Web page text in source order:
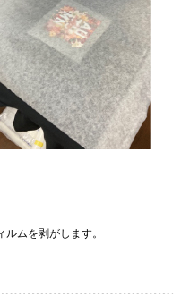
ムを剥がします。